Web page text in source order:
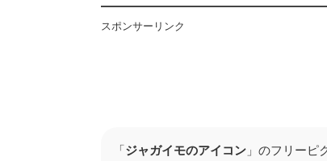
スポンサーリンク
「ジャガイモのアイコン 」のフリーピ